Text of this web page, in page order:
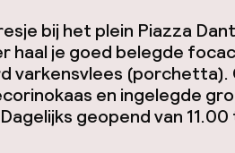
bij het plein Piazza
haal je goed belegde
varkensvlees (porchetta).
en ingelegde
geopend van